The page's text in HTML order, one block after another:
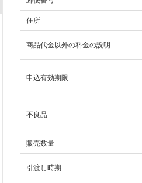
住所
商品代金以外の料金の説明
申込有効期限
不良品
販売数量
引渡し時期